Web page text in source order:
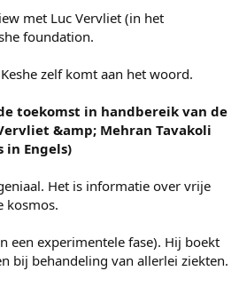
met Luc Vervliet (in het
foundation.
zelf komt aan het woord.
toekomst in handbereik van de
&amp; Mehran Tavakoli
in Engels)
Het is informatie over vrije
kosmos.
een experimentele fase). Hij boekt
bij behandeling van allerlei ziekten.